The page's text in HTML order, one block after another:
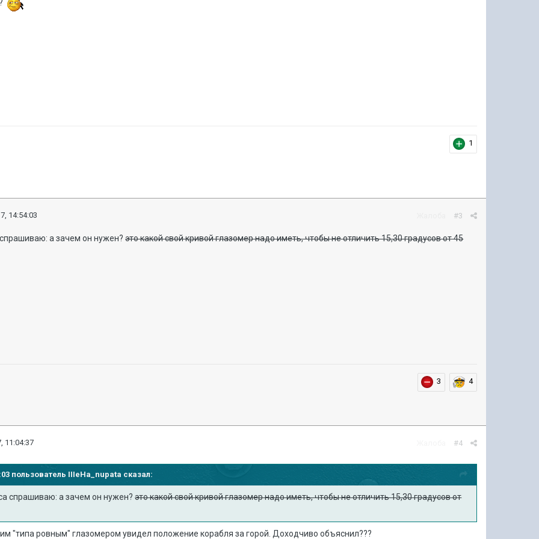
1
#3
14:54:03
а зачем он нужен?это какой свой кривой глазомер надо иметь, чтобы не отличить 15,30 градусов от 45
3 4
#4
11:04:37
пользователь IIIeHa_nupata сказал:
спрашиваю: а зачем он нужен?это какой свой кривой глазомер надо иметь, чтобы не отличить 15,30 градусов от
"типа ровным" глазомером увидел положение корабля за горой. Доходчиво объяснил???